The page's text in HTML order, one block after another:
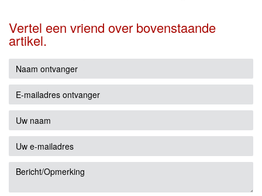
Vertel een vriend over bovenstaande
artikel.